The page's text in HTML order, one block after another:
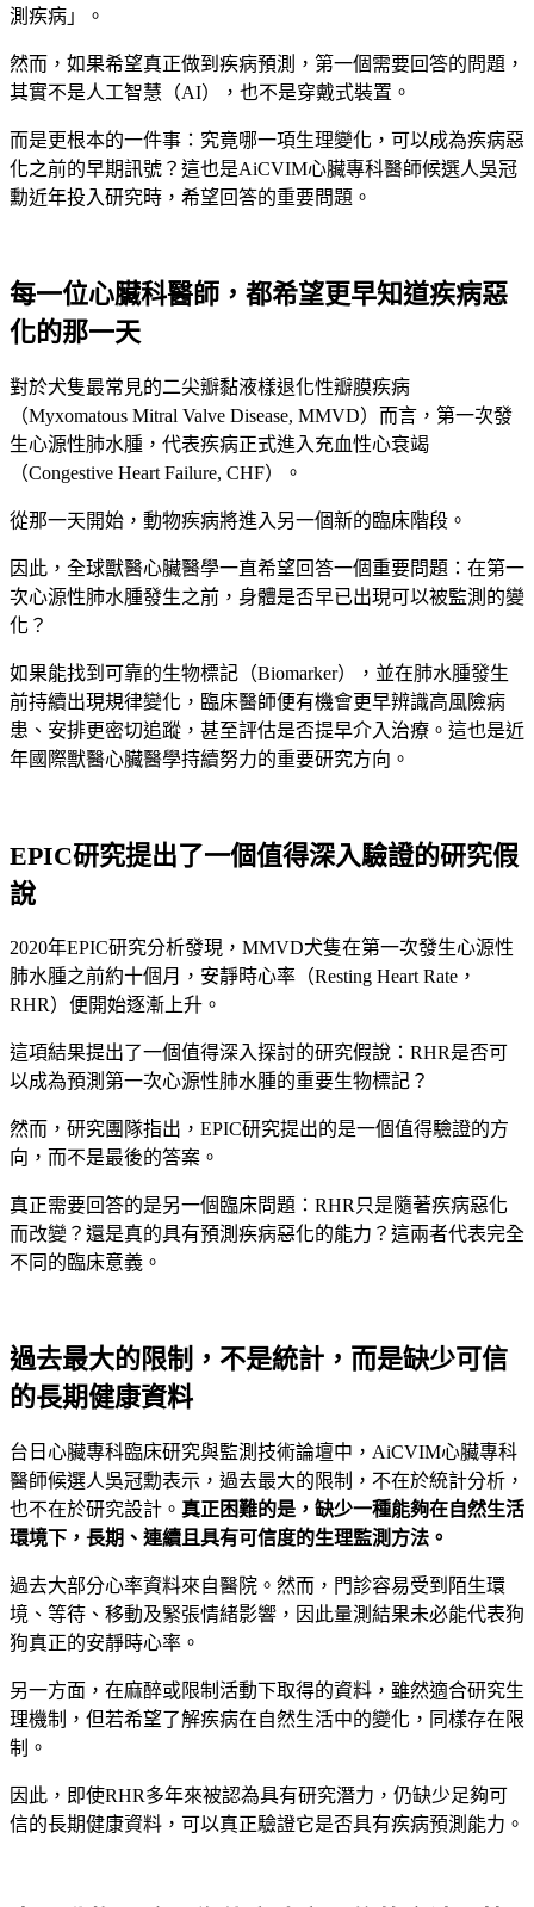
測疾病」。
然而，如果希望真正做到疾病預測，第一個需要回答的問題，
其實不是人工智慧（AI），也不是穿戴式裝置。
而是更根本的一件事：究竟哪一項生理變化，可以成為疾病惡
化之前的早期訊號？這也是AiCVIM心臟專科醫師候選人吳冠
勳近年投入研究時，希望回答的重要問題。
每一位心臟科醫師，都希望更早知道疾病惡
化的那一天
對於犬隻最常見的二尖瓣黏液樣退化性瓣膜疾病
（Myxomatous Mitral Valve Disease, MMVD）而言，第一次發
生心源性肺水腫，代表疾病正式進入充血性心衰竭
（Congestive Heart Failure, CHF）。
從那一天開始，動物疾病將進入另一個新的臨床階段。
因此，全球獸醫心臟醫學一直希望回答一個重要問題：在第一
次心源性肺水腫發生之前，身體是否早已出現可以被監測的變
化？
如果能找到可靠的生物標記（Biomarker），並在肺水腫發生
前持續出現規律變化，臨床醫師便有機會更早辨識高風險病
患、安排更密切追蹤，甚至評估是否提早介入治療。這也是近
年國際獸醫心臟醫學持續努力的重要研究方向。
EPIC研究提出了一個值得深入驗證的研究假
說
2020年EPIC研究分析發現，MMVD犬隻在第一次發生心源性
肺水腫之前約十個月，安靜時心率（Resting Heart Rate，
RHR）便開始逐漸上升。
這項結果提出了一個值得深入探討的研究假說：RHR是否可
以成為預測第一次心源性肺水腫的重要生物標記？
然而，研究團隊指出，EPIC研究提出的是一個值得驗證的方
向，而不是最後的答案。
真正需要回答的是另一個臨床問題：RHR只是隨著疾病惡化
而改變？還是真的具有預測疾病惡化的能力？這兩者代表完全
不同的臨床意義。
過去最大的限制，不是統計，而是缺少可信
的長期健康資料
台日心臟專科臨床研究與監測技術論壇中，AiCVIM心臟專科
醫師候選人吳冠勳表示，過去最大的限制，不在於統計分析，
也不在於研究設計。 真正困難的是，缺少一種能夠在自然生活
環境下，長期、連續且具有可信度的生理監測方法。
過去大部分心率資料來自醫院。然而，門診容易受到陌生環
境、等待、移動及緊張情緒影響，因此量測結果未必能代表狗
狗真正的安靜時心率。
另一方面，在麻醉或限制活動下取得的資料，雖然適合研究生
理機制，但若希望了解疾病在自然生活中的變化，同樣存在限
制。
因此，即使RHR多年來被認為具有研究潛力，仍缺少足夠可
信的長期健康資料，可以真正驗證它是否具有疾病預測能力。